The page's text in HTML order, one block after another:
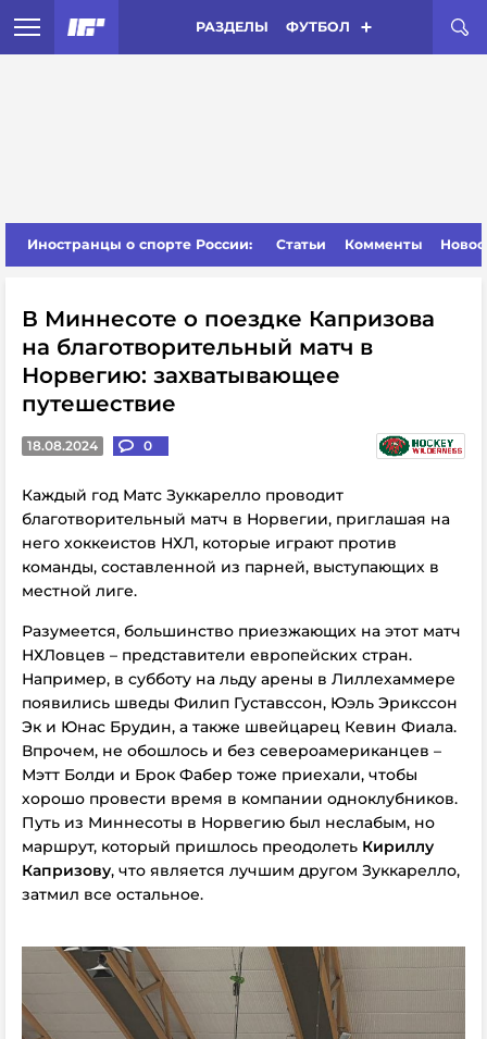
РАЗДЕЛЫ ФУТБОЛ
Иностранцы о спорте России: Статьи Комменты
В Миннесоте о поездке Капризова
на благотворительный матч в
Норвегию: захватывающее
путешествие
18.08.2024 0
Каждый год Матс Зуккарелло проводит
благотворительный матч в Норвегии, приглашая на
него хоккеистов НХЛ, которые играют против
команды, составленной из парней, выступающих в
местной лиге.
Разумеется, большинство приезжающих на этот матч
НХЛовцев – представители европейских стран.
Например, в субботу на льду арены в Лиллехаммере
появились шведы Филип Густавссон, Юэль Эрикссон
Эк и Юнас Брудин, а также швейцарец Кевин Фиала.
Впрочем, не обошлось и без североамериканцев –
Мэтт Болди и Брок Фабер тоже приехали, чтобы
хорошо провести время в компании одноклубников.
Путь из Миннесоты в Норвегию был неслабым, но
маршрут, который пришлось преодолеть Кириллу
Капризову, что является лучшим другом Зуккарелло,
затмил все остальное.